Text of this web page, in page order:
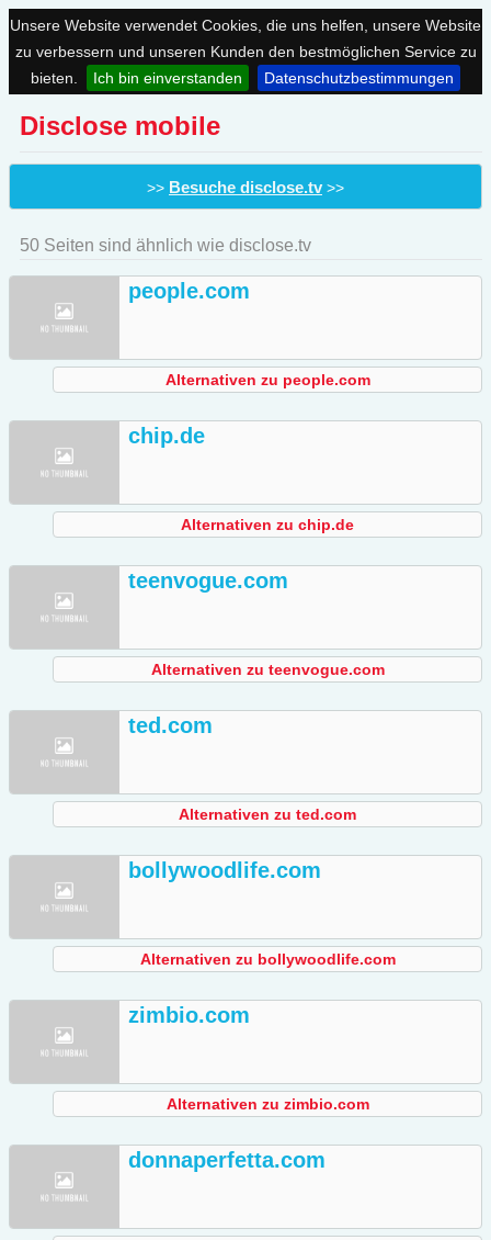
Unsere Website verwendet Cookies, die uns helfen, unsere Website
zu verbessern und unseren Kunden den bestmöglichen Service zu
bieten.
Ich bin einverstanden Datenschutzbestimmungen
Disclose mobile
>> Besuche disclose.tv >>
50 Seiten sind ähnlich wie disclose.tv
people.com
Alternativen zu people.com
chip.de
Alternativen zu chip.de
teenvogue.com
Alternativen zu teenvogue.com
ted.com
Alternativen zu ted.com
bollywoodlife.com
Alternativen zu bollywoodlife.com
zimbio.com
Alternativen zu zimbio.com
donnaperfetta.com